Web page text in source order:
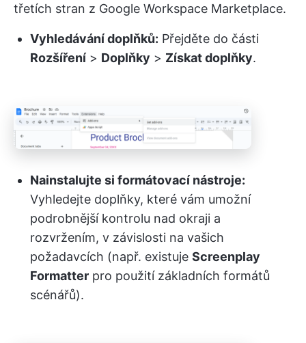
třetích stran z Google Workspace Marketplace.
Vyhledávání doplňků: Přejděte do části
Rozšíření > Doplňky > Získat doplňky.
Nainstalujte si formátovací nástroje:
Vyhledejte doplňky, které vám umožní
podrobnější kontrolu nad okraji a
rozvržením, v závislosti na vašich
požadavcích (např. existuje Screenplay
Formatter pro použití základních formátů
scénářů).